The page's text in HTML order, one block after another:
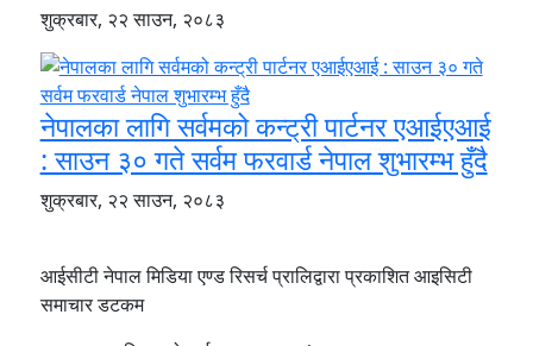
शुक्रबार, २२ साउन, २०८३
नेपालका लागि सर्वमको कन्ट्री पार्टनर एआईएआई
: साउन ३० गते सर्वम फरवार्ड नेपाल शुभारम्भ हुँदै
शुक्रबार, २२ साउन, २०८३
आईसीटी नेपाल मिडिया एण्ड रिसर्च प्रालिद्वारा प्रकाशित आइसिटी
समाचार डटकम